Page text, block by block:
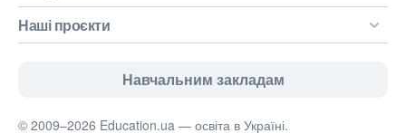
Наші проєкти
Навчальним закладам
© 2009–2026 Education.ua — освіта в Україні.